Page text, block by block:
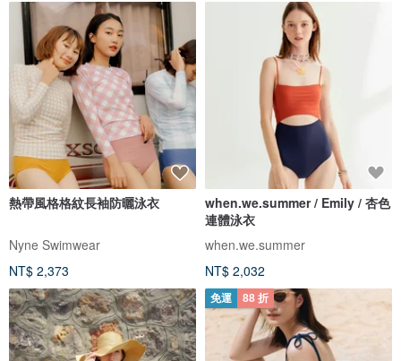
熱帶風格格紋長袖防曬泳衣
Nyne Swimwear
NT$ 2,373
when.we.summer / Emily / 杏色
連體泳衣
when.we.summer
NT$ 2,032
免運 88 折